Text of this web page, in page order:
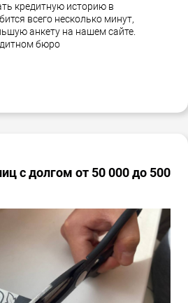
кредитную историю в
всего несколько минут,
анкету на нашем сайте.
бюро
с долгом от 50 000 до 500